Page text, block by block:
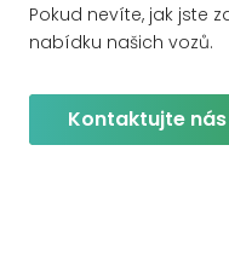
Pokud nevíte, jak jste
nabídku našich vozů.
Kontaktujte nás